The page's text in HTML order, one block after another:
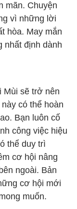
mãn. Chuyện
vì những lời
hòa. May mắn
nhất định dành
Mùi sẽ trở nên
có thể hoàn
Bạn luôn cố
công việc hiệu
thể duy trì
cơ hội nâng
ngoài. Bản
cơ hội mới
muốn.